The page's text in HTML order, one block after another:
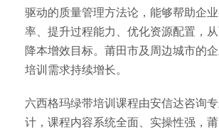
驱动的质量管理方法论，能够帮助企
率、提升过程能力、优化资源配置，
降本增效目标。莆田市及周边城市的
培训需求持续增长。
六西格玛绿带培训课程由安信达咨询
计，课程内容系统全面、实操性强，